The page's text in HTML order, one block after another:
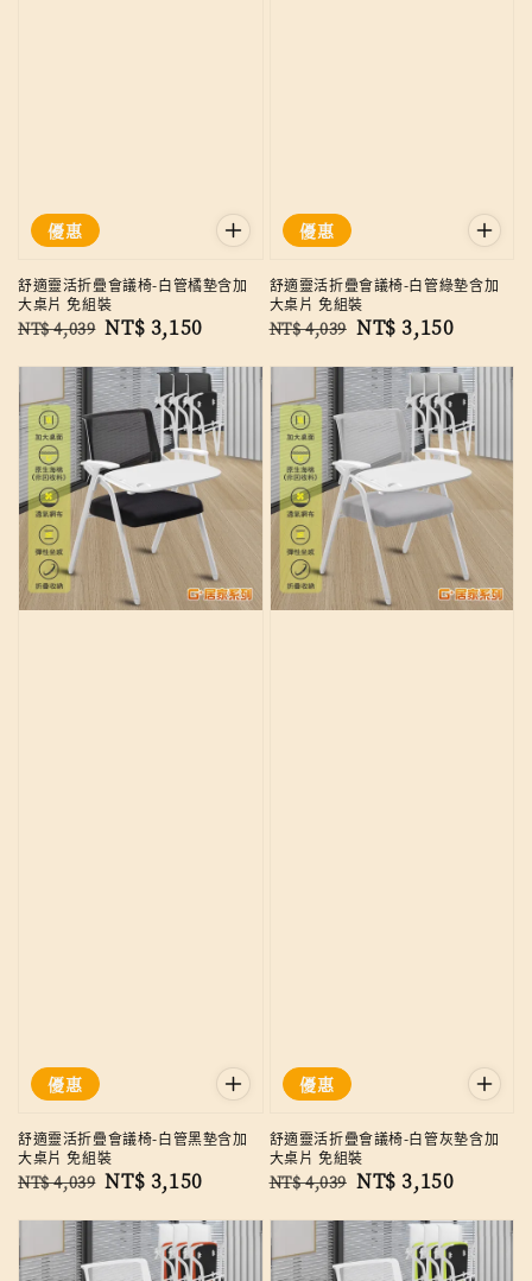
優惠
舒適靈活折疊會議椅-白管橘墊含加
大桌片 免組裝
Regular
NT$ 4,039 Sale
NT$ 3,150
優惠
舒適靈活折疊會議椅-白管綠墊含加
大桌片 免組裝
Regular
NT$ 4,039 Sale
NT$ 3,150
優惠
舒適靈活折疊會議椅-白管黑墊含加
大桌片 免組裝
Regular
NT$ 4,039 Sale
NT$ 3,150
優惠
舒適靈活折疊會議椅-白管灰墊含加
大桌片 免組裝
Regular
NT$ 4,039 Sale
NT$ 3,150